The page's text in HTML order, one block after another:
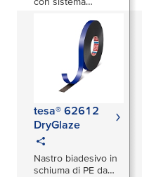
tesa® 62612
DryGlaze
Nastro biadesivo in
schiuma di PE da